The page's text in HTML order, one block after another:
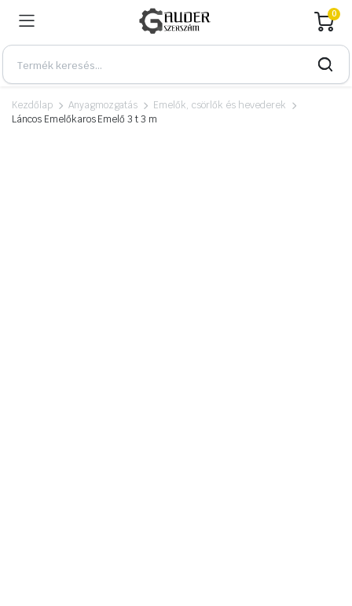
0
Kezdőlap Anyagmozgatás
Emelők, csörlők és hevederek
Láncos Emelőkaros Emelő 3 t 3 m